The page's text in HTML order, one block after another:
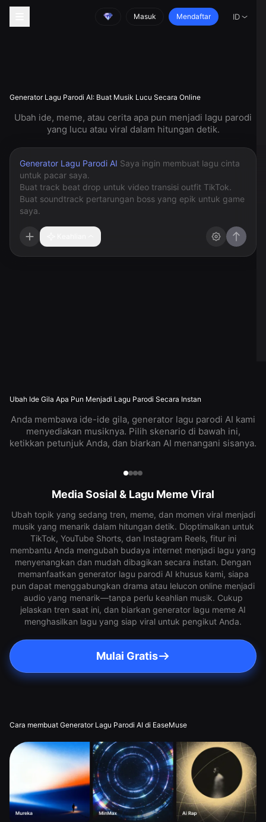
Masuk Mendaftar ID
Generator Lagu Parodi AI: Buat Musik Lucu Secara Online
Ubah ide, meme, atau cerita apa pun menjadi lagu parodi
yang lucu atau viral dalam hitungan detik.
Generator Lagu Parodi AI
Ubah Ide Gila Apa Pun Menjadi Lagu Parodi Secara Instan
Anda membawa ide-ide gila, generator lagu parodi AI kami
menyediakan musiknya. Pilih skenario di bawah ini,
ketikkan petunjuk Anda, dan biarkan AI menangani sisanya.
Media Sosial & Lagu Meme Viral
Ubah topik yang sedang tren, meme, dan momen viral menjadi
musik yang menarik dalam hitungan detik. Dioptimalkan untuk
TikTok, YouTube Shorts, dan Instagram Reels, fitur ini
membantu Anda mengubah budaya internet menjadi lagu yang
menyenangkan dan mudah dibagikan secara instan. Dengan
memanfaatkan generator lagu parodi AI khusus kami, siapa
pun dapat menggabungkan drama atau lelucon online menjadi
audio yang menarik—tanpa perlu keahlian musik. Cukup
jelaskan tren saat ini, dan biarkan generator lagu meme AI
menghasilkan lagu yang siap viral untuk pengikut Anda.
Mulai Gratis
Cara membuat Generator Lagu Parodi AI di EaseMuse